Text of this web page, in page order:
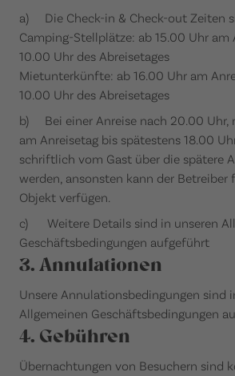
a) Die Check-in & Check-out Zeiten
Camping-Stellplätze: ab 15.00 Uhr am
10.00 Uhr des Abreisetages
Mietunterkünfte: ab 16.00 Uhr am
10.00 Uhr des Abreisetages
b) Bei einer Anreise nach 20.00 Uhr,
am Anreisetag bis spätestens 18.00
schriftlich vom Gast über die spätere
werden, ansonsten kann der Betreiber
Objekt verfügen.
c) Weitere Details sind in unseren
Geschäftsbedingungen aufgeführt
3. Annulationen
Unsere Annulationsbedingungen sind
Allgemeinen Geschäftsbedingungen
4. Gebühren
Übernachtungen von Besuchern sind